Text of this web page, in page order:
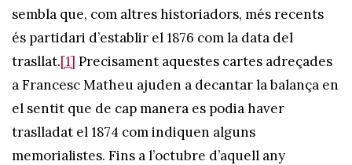
sembla que, com altres historiadors, més recents
és partidari d’establir el 1876 com la data del
trasllat.[1] Precisament aquestes cartes adreçades
a Francesc Matheu ajuden a decantar la balança en
el sentit que de cap manera es podia haver
traslladat el 1874 com indiquen alguns
memorialistes. Fins a l’octubre d’aquell any